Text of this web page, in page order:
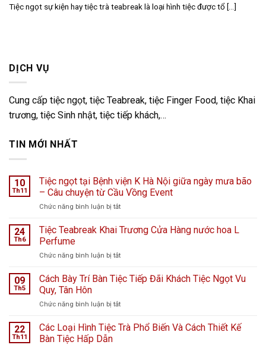
Tiệc ngọt sự kiện hay tiệc trà teabreak là loại hình tiệc được tổ [...]
DỊCH VỤ
Cung cấp tiệc ngọt, tiệc Teabreak, tiệc Finger Food, tiệc Khai
trương, tiệc Sinh nhật, tiệc tiếp khách,…
TIN MỚI NHẤT
10
Th11
Tiệc ngọt tại Bệnh viện K Hà Nội giữa ngày mưa bão
– Câu chuyện từ Cầu Vồng Event
Chức năng bình luận bị tắtở
ngọt
viện
Hà
ngày
bão
24
Th6
Tiệc Teabreak Khai Trương Cửa Hàng nước hoa L
Perfume
Chức năng bình luận bị tắtở
Teabreak
Khai
Cửa
nước
09
Th5
Cách Bày Trí Bàn Tiệc Tiếp Đãi Khách Tiệc Ngọt Vu
Quy, Tân Hôn
Chức năng bình luận bị tắtở
Bày
22
Th11
Các Loại Hình Tiệc Trà Phổ Biến Và Cách Thiết Kế
Bàn Tiệc Hấp Dẫn